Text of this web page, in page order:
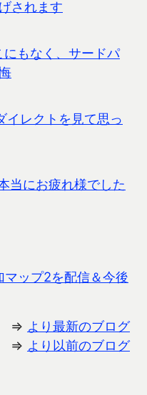
されます
もなく、サードパ
イレクトを見て思っ
当にお疲れ様でした
ップ2を配信＆今後
⇒ より最新のブログ
⇒ より以前のブログ